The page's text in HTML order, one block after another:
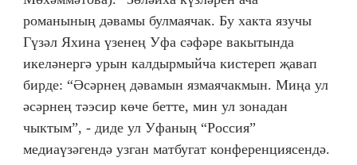
романының дәвамы булмаячак. Бу хакта язучы
Гүзәл Яхина үзенең Уфа сәфәре вакытында
икеләнергә урын калдырмыйча кистереп җавап
бирде: “Әсәрнең дәвамын язмаячакмын. Миңа ул
әсәрнең тәэсир көче бетте, мин ул зонадан
чыктым”, - диде ул Уфаның “Россия”
медиаүзәгендә узган матбугат конференциясендә.